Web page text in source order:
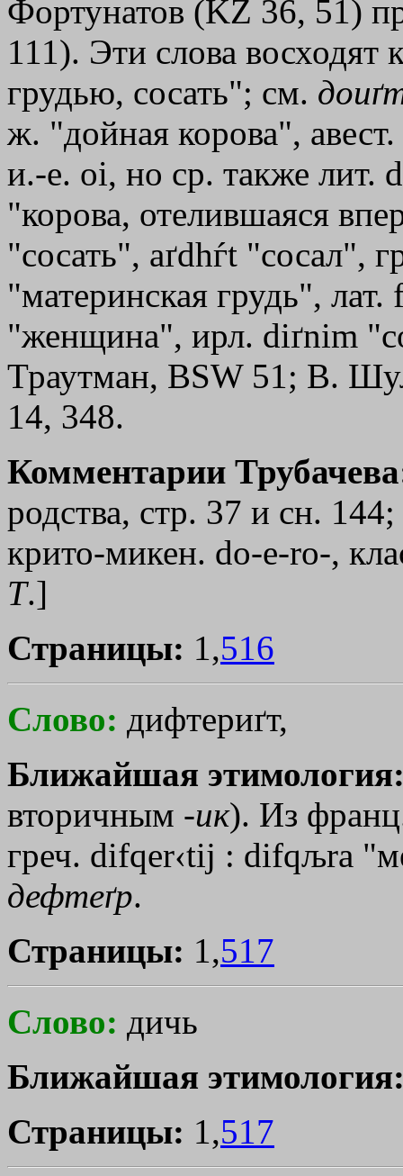
Фортунатов (KZ 36, 51)
111). Эти слова
грудью, сосать"; см.
ж. "дойная корова",
и.-е. oi, но ср. также лит.
"корова, отелившаяся
"сосать", aґdhѓt "сосал",
"материнская грудь",
"женщина", ирл. diґnim
Траутман, BSW 51; В.
14, 348.
Комментарии
родства, стр. 37 и сн.
крито-микен. do-e-ro-,
Т.]
Страницы: 1,516
Слово: дифтериґт,
Ближайшая
вторичным -ик). Из
греч. difqer‹tij : difqљra
дефтеґр.
Страницы: 1,517
Слово: дичь
Ближайшая
Страницы: 1,517